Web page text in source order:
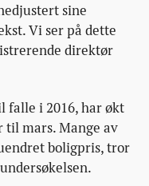
sine
Vi ser på dette
direktør
falle i 2016, har økt
til mars. Mange av
boligpris, tror